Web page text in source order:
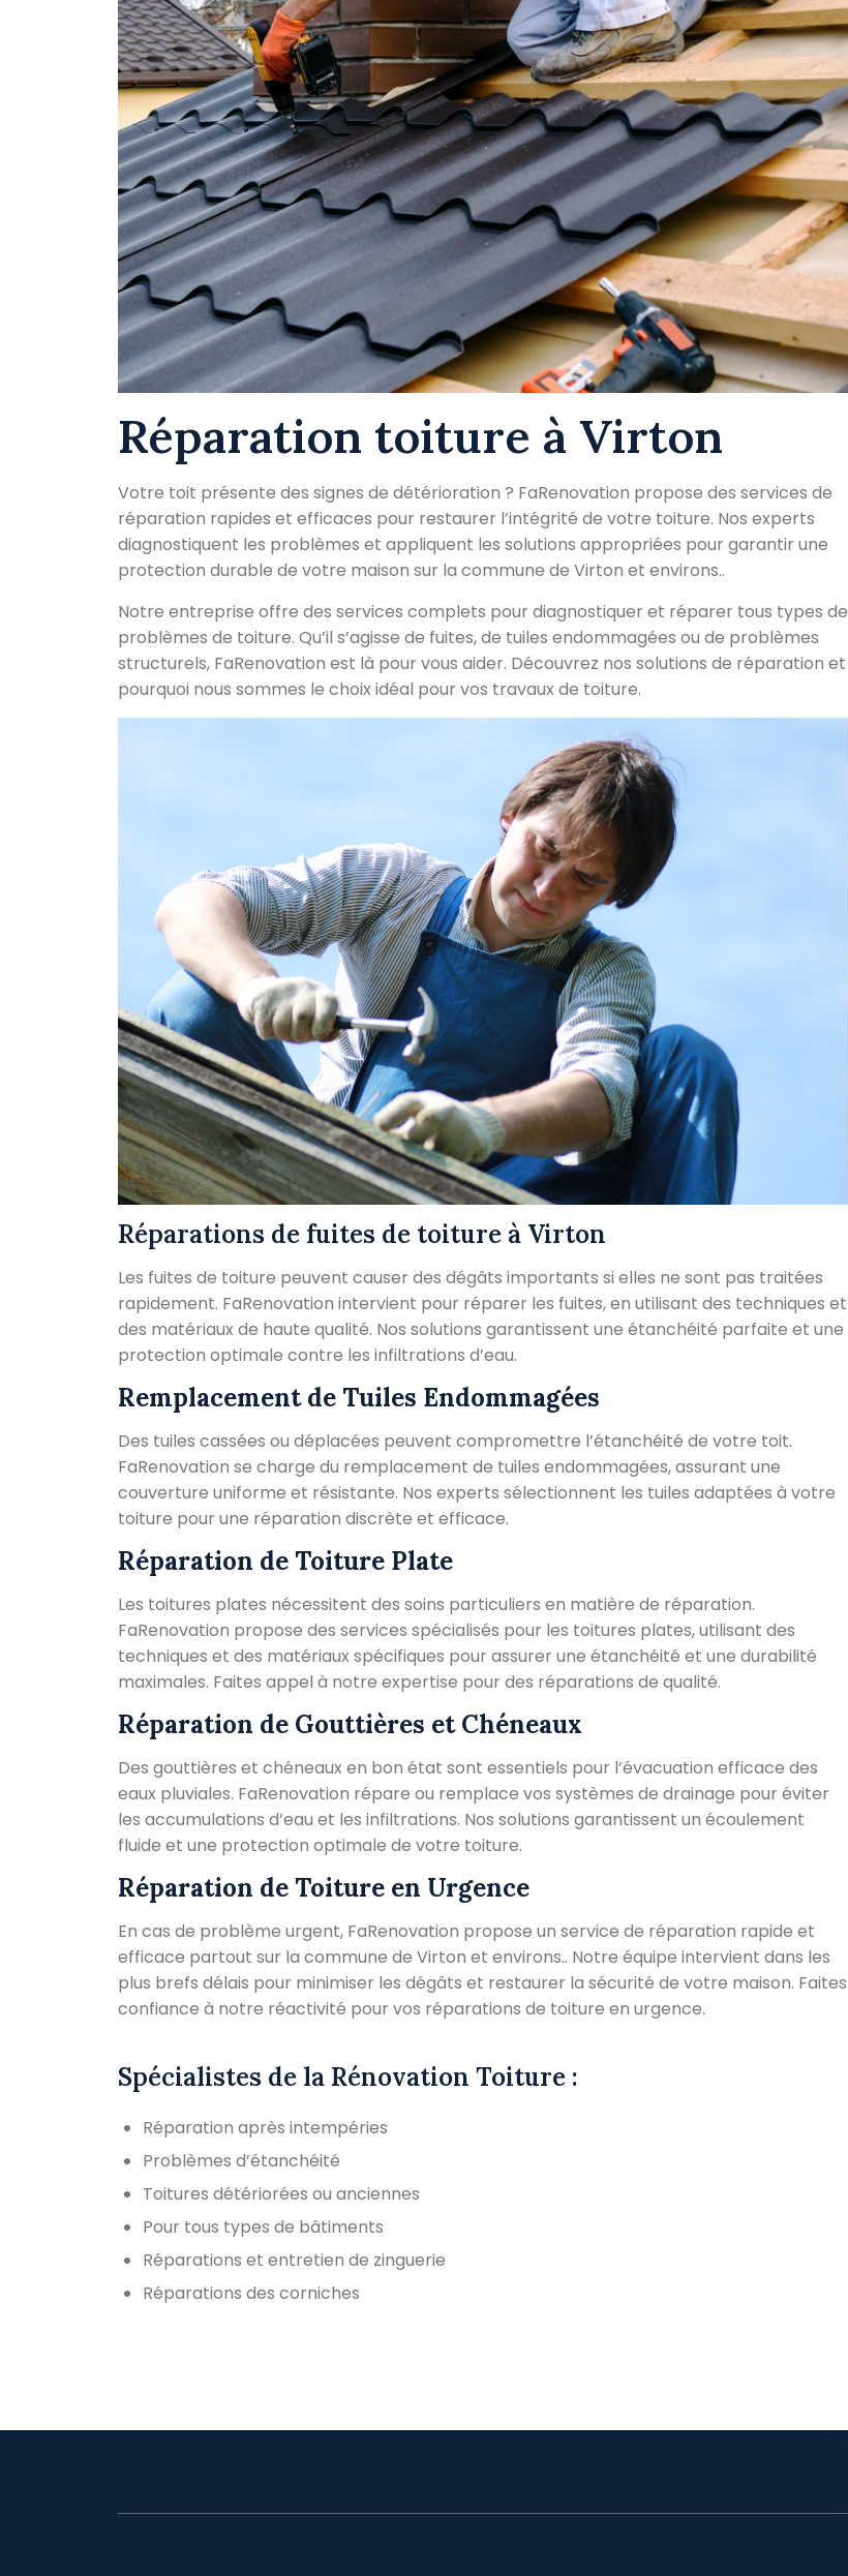
Réparation toiture à Virton
Votre toit présente des signes de détérioration ? FaRenovation propose des services de
réparation rapides et efficaces pour restaurer l’intégrité de votre toiture. Nos experts
diagnostiquent les problèmes et appliquent les solutions appropriées pour garantir une
protection durable de votre maison sur la commune de Virton et environs..
Notre entreprise offre des services complets pour diagnostiquer et réparer tous types de
problèmes de toiture. Qu’il s’agisse de fuites, de tuiles endommagées ou de problèmes
structurels, FaRenovation est là pour vous aider. Découvrez nos solutions de réparation et
pourquoi nous sommes le choix idéal pour vos travaux de toiture.
Réparations de fuites de toiture à Virton
Les fuites de toiture peuvent causer des dégâts importants si elles ne sont pas traitées
rapidement. FaRenovation intervient pour réparer les fuites, en utilisant des techniques et
des matériaux de haute qualité. Nos solutions garantissent une étanchéité parfaite et une
protection optimale contre les infiltrations d’eau.
Remplacement de Tuiles Endommagées
Des tuiles cassées ou déplacées peuvent compromettre l’étanchéité de votre toit.
FaRenovation se charge du remplacement de tuiles endommagées, assurant une
couverture uniforme et résistante. Nos experts sélectionnent les tuiles adaptées à votre
toiture pour une réparation discrète et efficace.
Réparation de Toiture Plate
Les toitures plates nécessitent des soins particuliers en matière de réparation.
FaRenovation propose des services spécialisés pour les toitures plates, utilisant des
techniques et des matériaux spécifiques pour assurer une étanchéité et une durabilité
maximales. Faites appel à notre expertise pour des réparations de qualité.
Réparation de Gouttières et Chéneaux
Des gouttières et chéneaux en bon état sont essentiels pour l’évacuation efficace des
eaux pluviales. FaRenovation répare ou remplace vos systèmes de drainage pour éviter
les accumulations d’eau et les infiltrations. Nos solutions garantissent un écoulement
fluide et une protection optimale de votre toiture.
Réparation de Toiture en Urgence
En cas de problème urgent, FaRenovation propose un service de réparation rapide et
efficace partout sur la commune de Virton et environs.. Notre équipe intervient dans les
plus brefs délais pour minimiser les dégâts et restaurer la sécurité de votre maison. Faites
confiance à notre réactivité pour vos réparations de toiture en urgence.
Spécialistes de la Rénovation Toiture :
Réparation après intempéries
Problèmes d’étanchéité
Toitures détériorées ou anciennes
Pour tous types de bâtiments
Réparations et entretien de zinguerie
Réparations des corniches